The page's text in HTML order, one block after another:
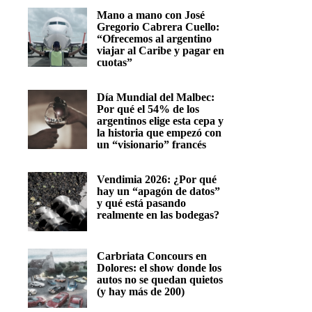
Mano a mano con José
Gregorio Cabrera Cuello:
“Ofrecemos al argentino
viajar al Caribe y pagar en
cuotas”
Día Mundial del Malbec:
Por qué el 54% de los
argentinos elige esta cepa y
la historia que empezó con
un “visionario” francés
Vendimia 2026: ¿Por qué
hay un “apagón de datos”
y qué está pasando
realmente en las bodegas?
Carbriata Concours en
Dolores: el show donde los
autos no se quedan quietos
(y hay más de 200)